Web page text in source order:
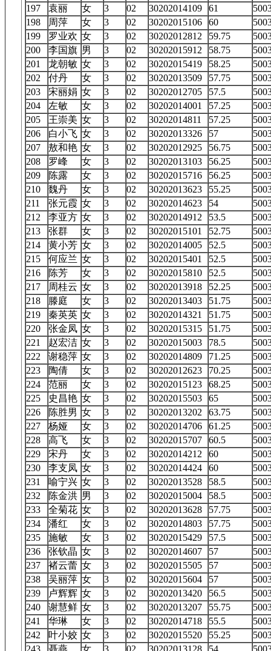
197
袁丽 女 3 02 30202014109 61
198
周萍 女 3 02 30202015106 60
199
罗业欢 女 3 02 30202012812 59.75
200
李国旗 男 3 02 30202015912 58.75
201
龙朝敏 女 3 02 30202015419 58.25
202
付丹 女 3 02 30202013509 57.75
203
宋丽娟 女 3 02 30202012705 57.5
204
左敏 女 3 02 30202014001 57.25
205
王崇美 女 3 02 30202014811 57.25
206
白小飞 女 3 02 30202013326 57
207
敖和艳 女 3 02 30202012925 56.75
208
罗峰 女 3 02 30202013103 56.25
209
陈露 女 3 02 30202015716 56.25
210
魏丹 女 3 02 30202013623 55.25
211
张元霞 女 3 02 30202014623 54
212
李亚方 女 3 02 30202014912 53.5
213
张群 女 3 02 30202015101 52.75
214
黄小芳 女 3 02 30202014005 52.5
215
何应兰 女 3 02 30202015401 52.5
216
陈芳 女 3 02 30202015810 52.5
217
周桂云 女 3 02 30202013918 52.25
218
滕庭 女 3 02 30202013403 51.75
219
秦英英 女 3 02 30202014321 51.75
220
张金凤 女 3 02 30202015315 51.75
221
赵宏洁 女 3 02 30202015003 78.5
222
谢稳萍 女 3 02 30202014809 71.25
223
陶倩 女 3 02 30202012623 70.25
224
范丽 女 3 02 30202015123 68.25
225
史昌艳 女 3 02 30202015503 65
226
陈胜男 女 3 02 30202013202 63.75
227
杨娅 女 3 02 30202014706 61.25
228
高飞 女 3 02 30202015707 60.5
229
宋丹 女 3 02 30202014212 60
230
李支凤 女 3 02 30202014424 60
231
喻宁兴 女 3 02 30202013528 58.5
232
陈金洪 男 3 02 30202015004 58.5
233
全菊花 女 3 02 30202013628 57.75
234
潘红 女 3 02 30202014803 57.75
235
施敏 女 3 02 30202015429 57.5
236
张钦晶 女 3 02 30202014607 57
237
褚云蕾 女 3 02 30202015505 57
238
吴丽萍 女 3 02 30202015604 57
239
卢辉辉 女 3 02 30202013420 56.5
240
谢慧鲜 女 3 02 30202013207 55.75
241
华琳 女 3 02 30202014718 55.5
242
叶小姣 女 3 02 30202015520 55.25
243
聂燕 女 3 02 30202013128 54